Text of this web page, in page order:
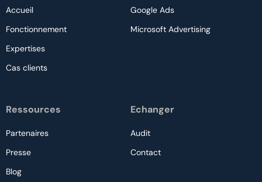
Accueil
Fonctionnement
Expertises
Cas clients
Google Ads
Microsoft Advertising
Ressources
Partenaires
Presse
Blog
Echanger
Audit
Contact